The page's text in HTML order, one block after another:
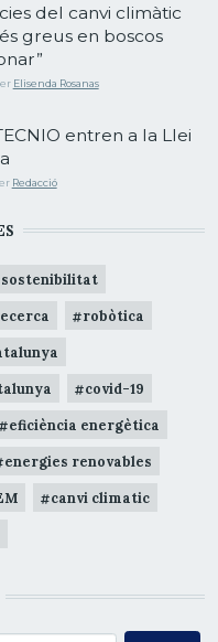
del canvi climàtic
greus en boscos
Elisenda Rosanas
entren a la Llei
Redacció
sostenibilitat
robòtica
covid-19
eficiència energètica
energies renovables
canvi climatic